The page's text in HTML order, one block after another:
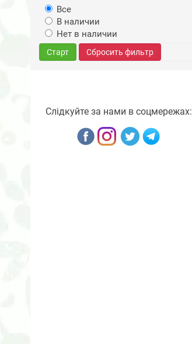
Все
В наличии
Нет в наличии
Старт Сбросить фильтр
Слідкуйте за нами в соцмережах: